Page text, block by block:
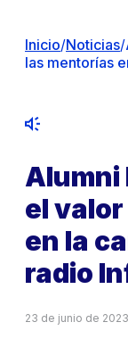
Inicio/Noticias/
las mentorías
Alumni
el
en la
radio
23 de junio de 2023